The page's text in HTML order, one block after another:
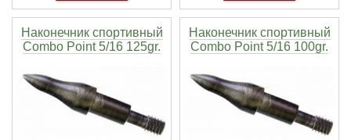
Наконечник спортивный
Combo Point 5/16 125gr.
Наконечник спортивный
Combo Point 5/16 100gr.